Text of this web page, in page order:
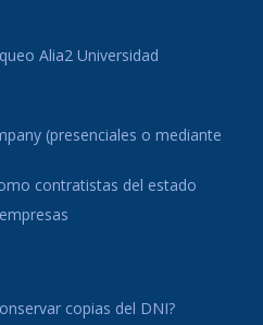
Alia2 Universidad
(presenciales o mediante
contratistas del estado
copias del DNI?